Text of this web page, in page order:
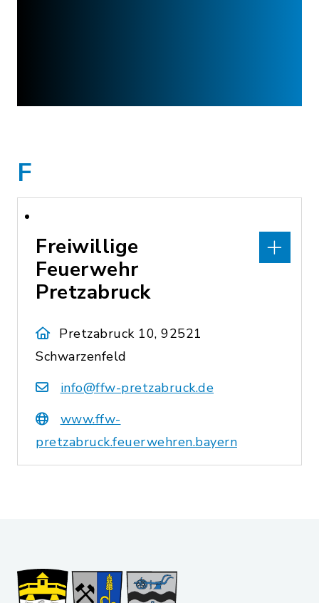
F
Freiwillige
Feuerwehr
Pretzabruck
Pretzabruck 10, 92521
Schwarzenfeld
info@ffw-pretzabruck.de
www.ffw-
pretzabruck.feuerwehren.bayern